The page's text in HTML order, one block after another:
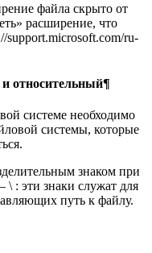
файла скрыто от
расширение, что
support.microsoft.com/ru-
относительный¶
системе необходимо
системы, которые
знаком при
\ : эти знаки служат для
путь к файлу.